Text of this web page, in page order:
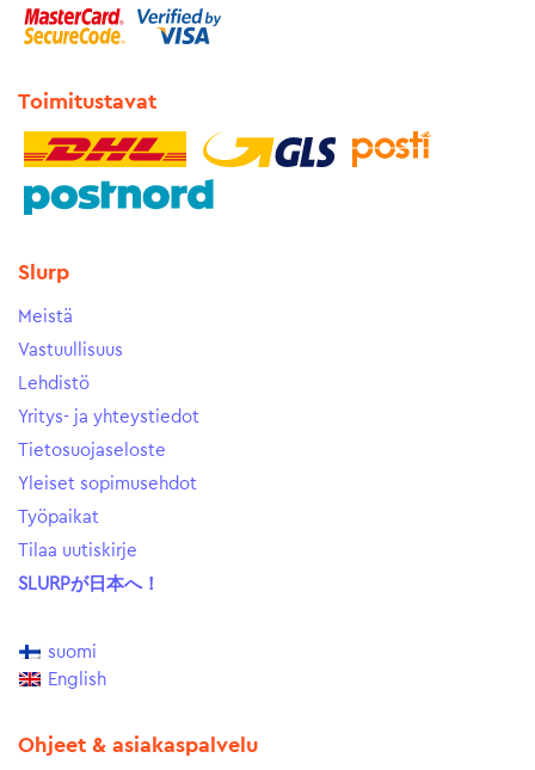
Toimitustavat
Slurp
Meistä
Vastuullisuus
Lehdistö
Yritys- ja yhteystiedot
Tietosuojaseloste
Yleiset sopimusehdot
Työpaikat
Tilaa uutiskirje
SLURPが日本へ！
suomi
English
Ohjeet & asiakaspalvelu